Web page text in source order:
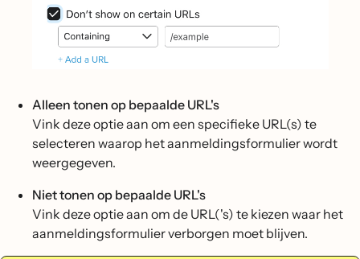
Alleen tonen op bepaalde URL's
Vink deze optie aan om een specifieke URL(s) te
selecteren waarop het aanmeldingsformulier wordt
weergegeven.
Niet tonen op bepaalde URL's
Vink deze optie aan om de URL('s) te kiezen waar het
aanmeldingsformulier verborgen moet blijven.